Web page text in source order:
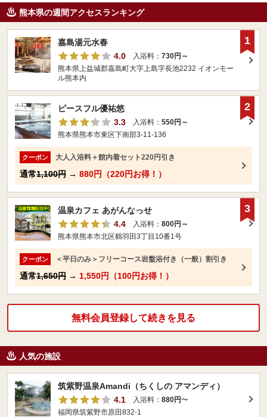
熊本県の週間アクセスランキング
嘉島湯元水春
4.0
入浴料： 730円～
熊本県上益城郡嘉島町大字上島字長池2232 イオンモー
ル熊本内
1
ピースフル優祐悠
3.3
入浴料： 550円～
熊本県熊本市東区下南部3-11-136
クーポン 大人入浴料＋館内着セット220円引き
通常1,100円 → 880円（220円お得！）
2
温泉カフェ あがんなっせ
4.4
入浴料： 800円～
熊本県熊本市北区鶴羽田3丁目10番1号
クーポン ＜平日のみ＞フリーコース岩盤浴付き（一般）割引き
通常1,650円 → 1,550円（100円お得！）
3
無料会員登録して続きを見る
人気の施設
筑紫野温泉Amandi（ちくしの アマンディ）
4.1
入浴料： 880円〜
福岡県筑紫野市原田832-1